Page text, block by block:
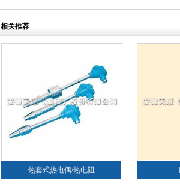
相关推荐
热套式热电偶/热电阻